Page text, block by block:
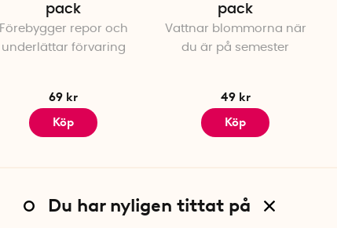
pack
Förebygger repor och
underlättar förvaring
69 kr
Köp
pack
Vattnar blommorna när
du är på semester
49 kr
Köp
Du har nyligen tittat på